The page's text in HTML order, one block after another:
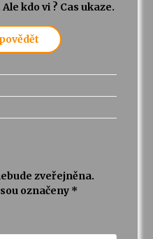
kdo vi ? Cas ukaze.
zveřejněna.
označeny *